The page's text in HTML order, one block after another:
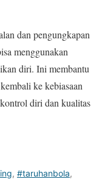
dan pengungkapan
menggunakan
diri. Ini membantu
ke kebiasaan
diri dan kualitas
, #taruhanbola,